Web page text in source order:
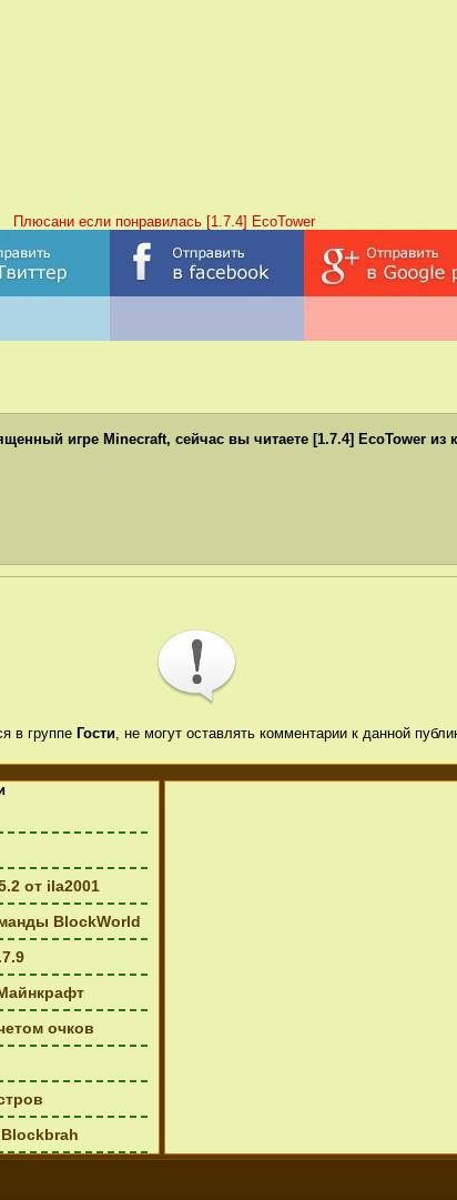
Плюсани если понравилась [1.7.4] EcoTower
игре Minecraft, сейчас вы читаете [1.7.4] EcoTower из
в группе Гости, не могут оставлять комментарии к данной
от ila2001
BlockWorld
очков